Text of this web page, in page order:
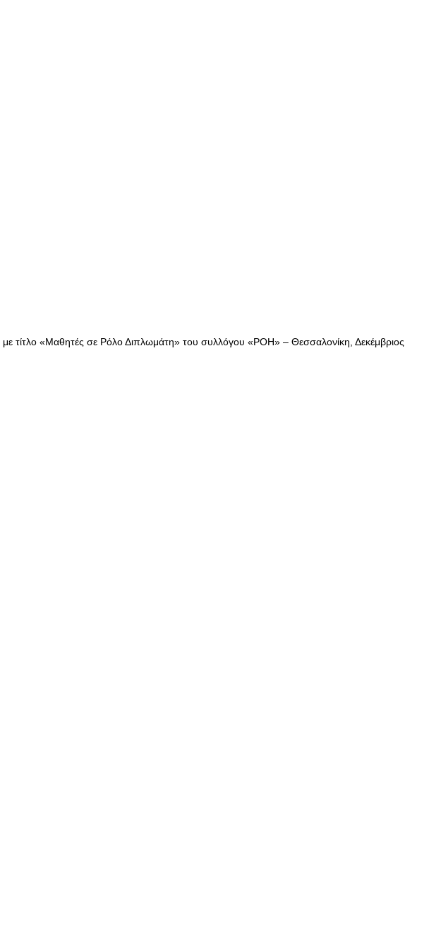
«Μαθητές σε Ρόλο Διπλωμάτη» του συλλόγου «ΡΟΗ» – Θεσσαλονίκη, Δεκέμβριος